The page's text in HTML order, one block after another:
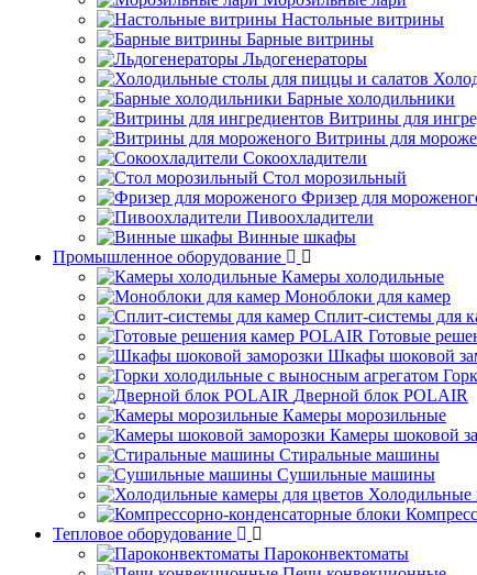
Настольные витрины
Барные витрины
Льдогенераторы
Барные холодильники
Витрины для
Витрины для
Сокоохладители
Стол морозильный
Фризер для
Пивоохладители
Винные шкафы
Промышленное оборудование
Камеры холодильные
Моноблоки для камер
Сплит-системы для
Готовые
Шкафы шоковой
Дверной блок POLAIR
Камеры морозильные
Камеры шоковой
Стиральные машины
Сушильные машины
Холодильные
Тепловое оборудование
Пароконвектоматы